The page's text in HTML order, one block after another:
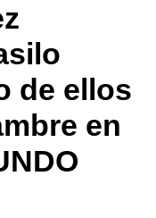
de ellos
en